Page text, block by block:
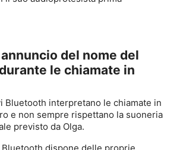
del nome del
le chiamate in
Bluetooth interpretano le chiamate in
e non sempre rispettano la suoneria
previsto da Olga.